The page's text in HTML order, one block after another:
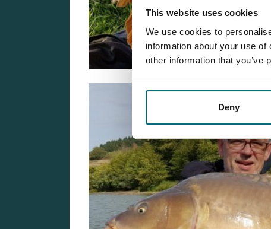
This website uses cookies
We use cookies to
information about your use
other information that you’ve
Deny